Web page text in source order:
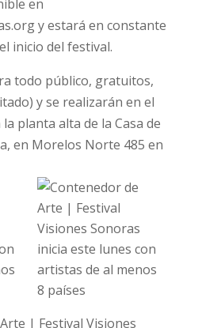
en
y estará en constante
inicio del festival.
todo público, gratuitos,
y se realizarán en el
planta alta de la Casa de
en Morelos Norte 485 en